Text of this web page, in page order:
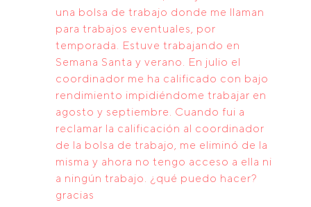
una bolsa de trabajo donde me llaman
para trabajos eventuales, por
temporada. Estuve trabajando en
Semana Santa y verano. En julio el
coordinador me ha calificado con bajo
rendimiento impidiéndome trabajar en
agosto y septiembre. Cuando fui a
reclamar la calificación al coordinador
de la bolsa de trabajo, me eliminó de la
misma y ahora no tengo acceso a ella ni
a ningún trabajo. ¿qué puedo hacer?
gracias